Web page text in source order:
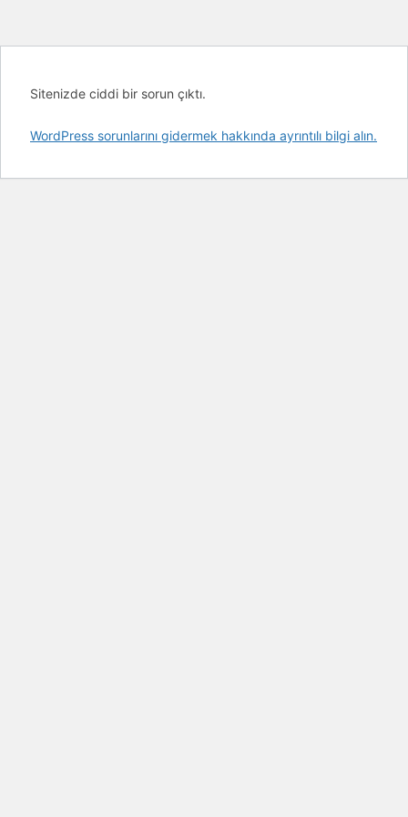
Sitenizde ciddi bir sorun çıktı.
WordPress sorunlarını gidermek hakkında ayrıntılı bilgi alın.